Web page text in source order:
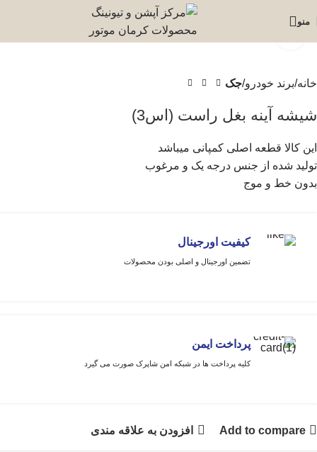
منو
برای بزرگنمایی کلیک کنید
خانه برند خودرو جک
شیشه آینه بغل راست (اس3)
این کالا قطعه اصلی کمپانی میباشد
تولید شده از جنس درجه یک و مرغوب
بدون خط و موج
کیفیت اورجینال
تضمین اورجینال و اصلی بودن محصولات
پرداخت ایمن
کلیه پرداخت ها در شبکه امن شاپرک صورت می گیرد
Add to compare افزودن به علاقه مندی